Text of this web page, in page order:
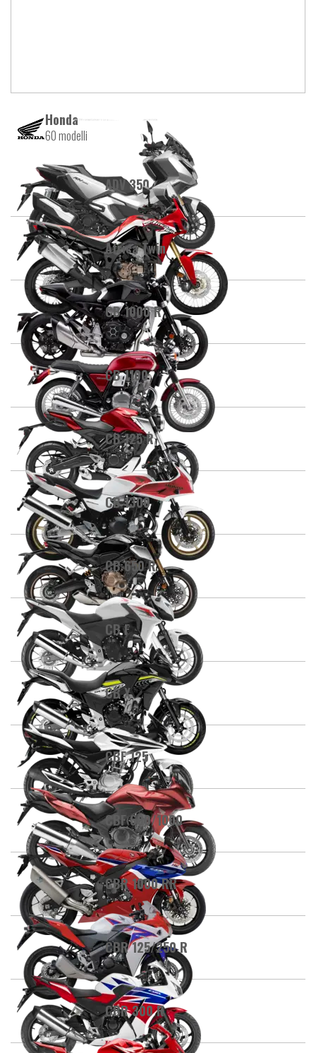
Honda
60 modelli
ADV 350
Africa Twin
CB 1000 R
CB 1100
CB 125 R
CB 1300
CB 650 R
CB F
CB X
CBF 125
CBF 600/1000
CBR 1000 RR
CBR 125/250 R
CBR 300 R